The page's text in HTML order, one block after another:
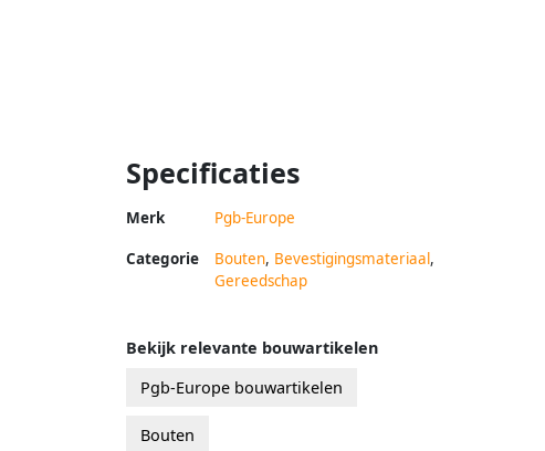
Specificaties
Merk Pgb-Europe
Categorie Bouten, Bevestigingsmateriaal,
Gereedschap
Bekijk relevante bouwartikelen
Pgb-Europe bouwartikelen
Bouten